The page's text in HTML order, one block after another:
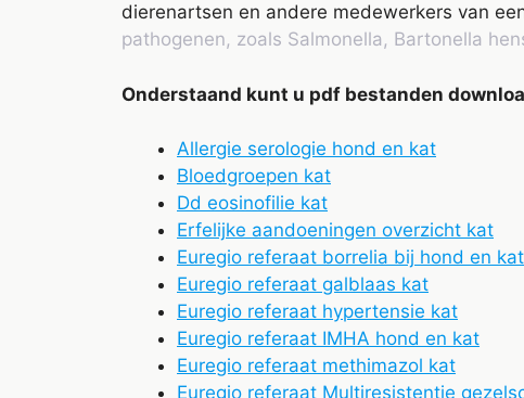
dierenartsen en andere medewerkers van
pathogenen, zoals Salmonella, Bartonella
Onderstaand kunt u pdf bestanden
Allergie serologie hond en kat
Bloedgroepen kat
Dd eosinofilie kat
Erfelijke aandoeningen overzicht kat
Euregio referaat borrelia bij hond en kat
Euregio referaat galblaas kat
Euregio referaat hypertensie kat
Euregio referaat IMHA hond en kat
Euregio referaat methimazol kat
Euregio referaat Multiresistentie